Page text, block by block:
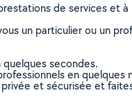
de services
un particulier ou un
secondes.
en quelques
et sécurisée et